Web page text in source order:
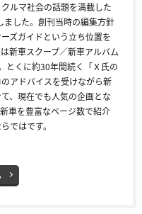
ルマ社会の話題を満載した
した。創刊当時の編集方針
ズガイドという立ち位置を
新車スクープ／新車アルバム
とくに約30年間続く「Ｘ氏の
アドバイスを受けながら新
、現在でも人気の企画とな
車を豊富なページ数で紹介
ではです。